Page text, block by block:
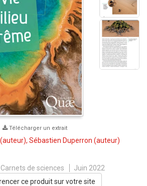
Télécharger un extrait
(auteur), Sébastien Duperron (auteur)
Carnets de sciences
Juin 2022
ce produit sur votre site